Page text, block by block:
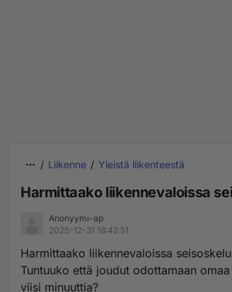
Liikenne Yleistä liikenteestä
Harmittaako liikennevaloissa
Anonyymi-ap
2025-12-31 18:42:51
Harmittaako liikennevaloissa
Tuntuuko että joudut odottamaan
viisi minuuttia?